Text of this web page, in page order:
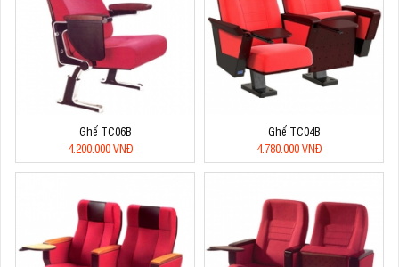
Ghế TC06B
4.200.000 VNĐ
Ghế TC04B
4.780.000 VNĐ